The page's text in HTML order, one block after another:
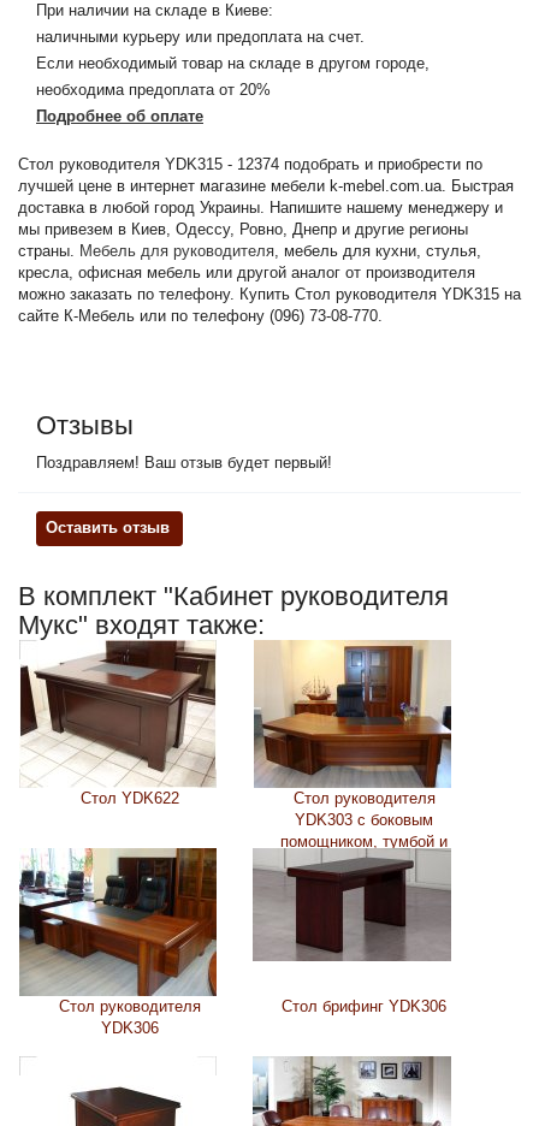
При наличии на складе в Киеве:
наличными курьеру или предоплата на счет.
Если необходимый товар на складе в другом городе,
необходима предоплата от 20%
Подробнее об оплате
Стол руководителя YDK315 - 12374 подобрать и приобрести по
лучшей цене в интернет магазине мебели k-mebel.com.ua. Быстрая
доставка в любой город Украины. Напишите нашему менеджеру и
мы привезем в Киев, Одессу, Ровно, Днепр и другие регионы
страны. Мебель для руководителя, мебель для кухни, стулья,
кресла, офисная мебель или другой аналог от производителя
можно заказать по телефону. Купить Стол руководителя YDK315 на
сайте К-Мебель или по телефону (096) 73-08-770.
Отзывы
Поздравляем! Ваш отзыв будет первый!
Оставить отзыв
В комплект "Кабинет руководителя
Мукс" входят также:
Стол YDK622
Стол руководителя
YDK303 с боковым
помощником, тумбой и
бюваром
Стол руководителя
YDK306
Стол брифинг YDK306